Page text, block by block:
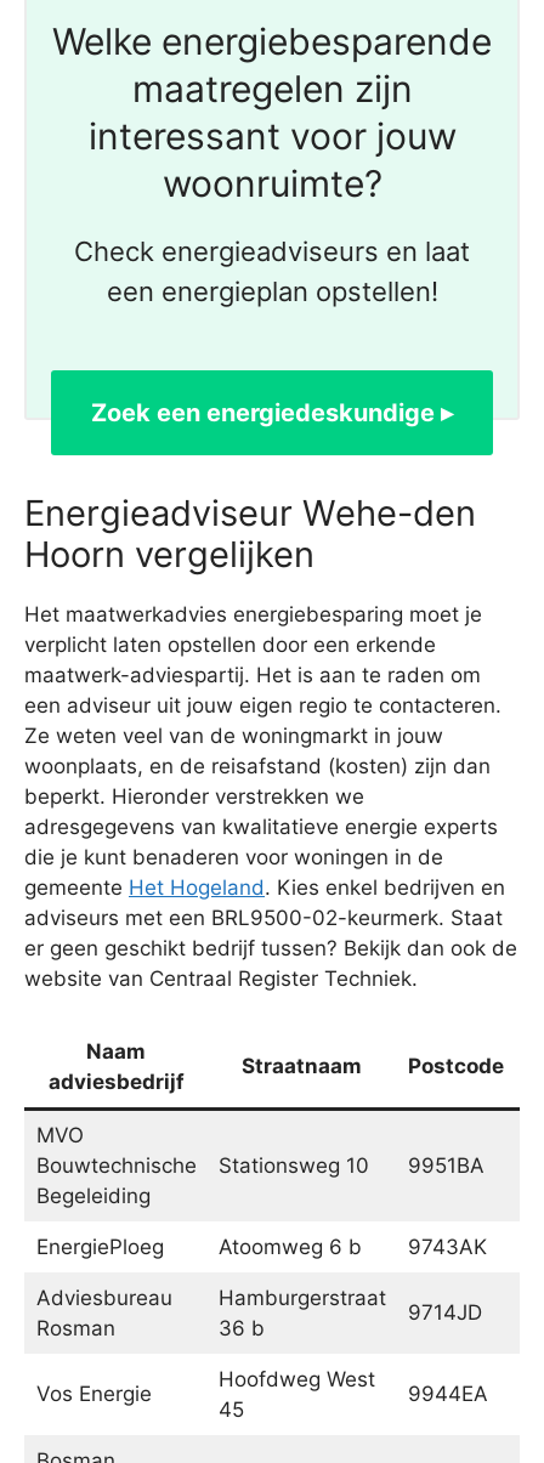
Welke energiebesparende
maatregelen zijn
interessant voor jouw
woonruimte?
Check energieadviseurs en laat
een energieplan opstellen!
Zoek een energiedeskundige ▸
Energieadviseur Wehe-den
Hoorn vergelijken
Het maatwerkadvies energiebesparing moet je
verplicht laten opstellen door een erkende
maatwerk-adviespartij. Het is aan te raden om
een adviseur uit jouw eigen regio te contacteren.
Ze weten veel van de woningmarkt in jouw
woonplaats, en de reisafstand (kosten) zijn dan
beperkt. Hieronder verstrekken we
adresgegevens van kwalitatieve energie experts
die je kunt benaderen voor woningen in de
gemeente Het Hogeland. Kies enkel bedrijven en
adviseurs met een BRL9500-02-keurmerk. Staat
er geen geschikt bedrijf tussen? Bekijk dan ook de
website van Centraal Register Techniek.
Naam
adviesbedrijf
Straatnaam Postcode
MVO
Bouwtechnische
Begeleiding
Stationsweg 10 9951BA
EnergiePloeg Atoomweg 6 b 9743AK
Adviesbureau
Rosman
Hamburgerstraat
36 b
9714JD
Vos Energie
Hoofdweg West
45
9944EA